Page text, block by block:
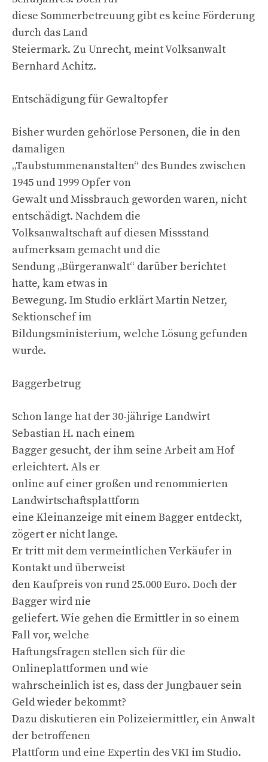
diese Sommerbetreuung gibt es keine Förderung
durch das Land
Steiermark. Zu Unrecht, meint Volksanwalt
Bernhard Achitz.
Entschädigung für Gewaltopfer
Bisher wurden gehörlose Personen, die in den
damaligen
„Taubstummenanstalten“ des Bundes zwischen
1945 und 1999 Opfer von
Gewalt und Missbrauch geworden waren, nicht
entschädigt. Nachdem die
Volksanwaltschaft auf diesen Missstand
aufmerksam gemacht und die
Sendung „Bürgeranwalt“ darüber berichtet
hatte, kam etwas in
Bewegung. Im Studio erklärt Martin Netzer,
Sektionschef im
Bildungsministerium, welche Lösung gefunden
wurde.
Baggerbetrug
Schon lange hat der 30-jährige Landwirt
Sebastian H. nach einem
Bagger gesucht, der ihm seine Arbeit am Hof
erleichtert. Als er
online auf einer großen und renommierten
Landwirtschaftsplattform
eine Kleinanzeige mit einem Bagger entdeckt,
zögert er nicht lange.
Er tritt mit dem vermeintlichen Verkäufer in
Kontakt und überweist
den Kaufpreis von rund 25.000 Euro. Doch der
Bagger wird nie
geliefert. Wie gehen die Ermittler in so einem
Fall vor, welche
Haftungsfragen stellen sich für die
Onlineplattformen und wie
wahrscheinlich ist es, dass der Jungbauer sein
Geld wieder bekommt?
Dazu diskutieren ein Polizeiermittler, ein Anwalt
der betroffenen
Plattform und eine Expertin des VKI im Studio.